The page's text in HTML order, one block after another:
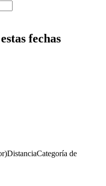
fechas
DistanciaCategoría de